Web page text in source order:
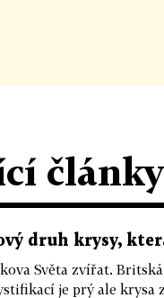
články
druh krysy,
Světa zvířat.
je prý ale krysa